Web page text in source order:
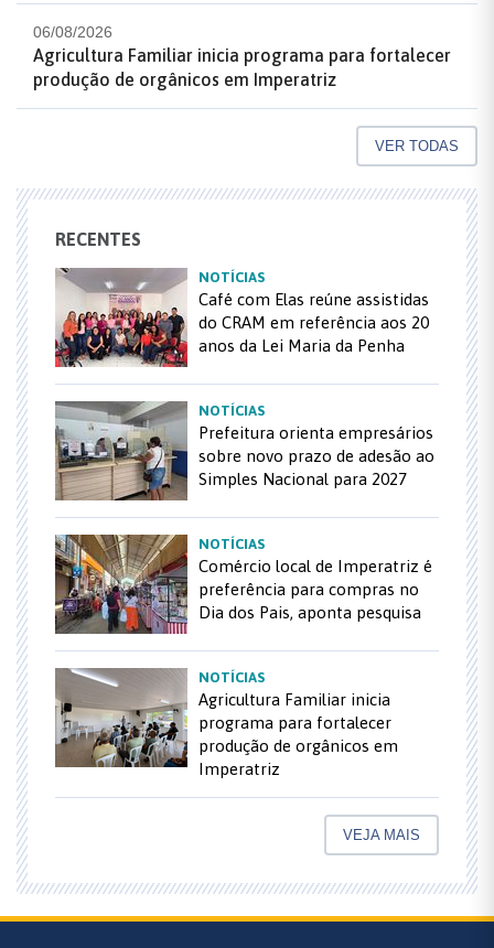
06/08/2026
Agricultura Familiar inicia programa para fortalecer
produção de orgânicos em Imperatriz
VER TODAS
RECENTES
NOTÍCIAS
Café com Elas reúne assistidas
do CRAM em referência aos 20
anos da Lei Maria da Penha
NOTÍCIAS
Prefeitura orienta empresários
sobre novo prazo de adesão ao
Simples Nacional para 2027
NOTÍCIAS
Comércio local de Imperatriz é
preferência para compras no
Dia dos Pais, aponta pesquisa
NOTÍCIAS
Agricultura Familiar inicia
programa para fortalecer
produção de orgânicos em
Imperatriz
VEJA MAIS